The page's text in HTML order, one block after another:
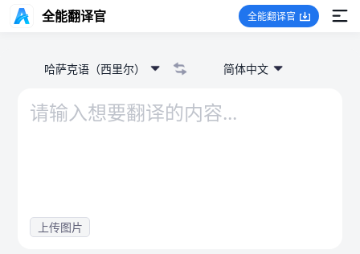
全能翻译官 全能翻译官
哈萨克语（西里尔） 简体中文
上传图片